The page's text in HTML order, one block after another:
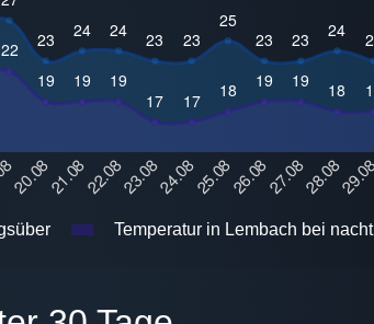
Temperatur in Lembach bei nacht